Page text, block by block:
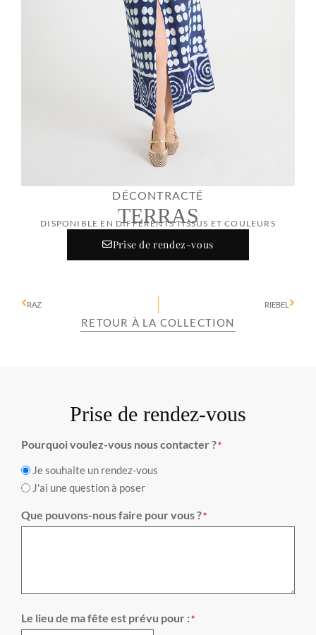
DÉCONTRACTÉ
TERRAS
DISPONIBLE EN DIFFÉRENTS TISSUS ET COULEURS
Prise de rendez-vous
RAZ RIEBEL
RETOUR À LA COLLECTION
Prise de rendez-vous
Pourquoi voulez-vous nous contacter ?*
Je souhaite un rendez-vous
J'ai une question à poser
Que pouvons-nous faire pour vous ?*
Le lieu de ma fête est prévu pour :*